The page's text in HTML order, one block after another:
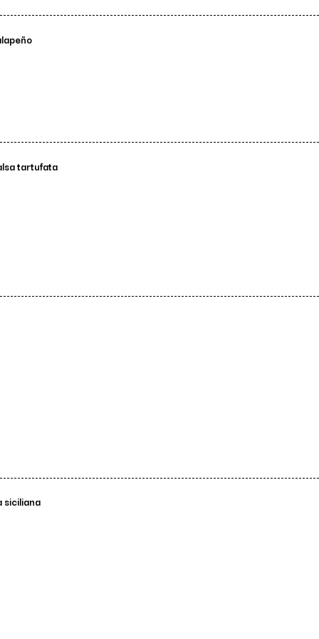
tartufata
siciliana